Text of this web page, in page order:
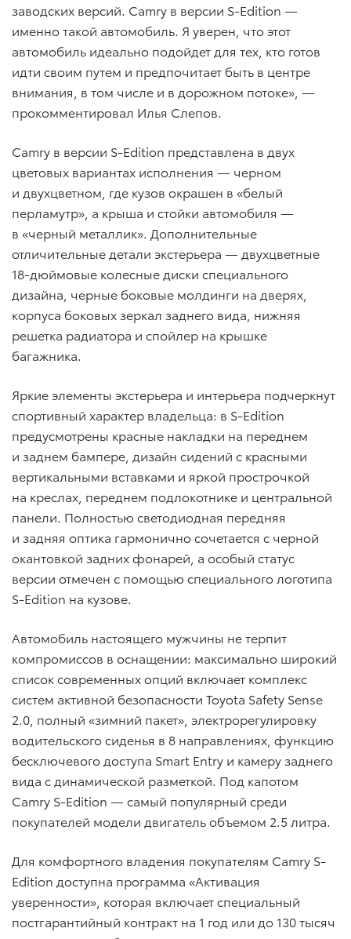
заводских версий. Camry в версии S-Edition —
именно такой автомобиль. Я уверен, что этот
автомобиль идеально подойдет для тех, кто готов
идти своим путем и предпочитает быть в центре
внимания, в том числе и в дорожном потоке», —
прокомментировал Илья Слепов.
Camry в версии S-Edition представлена в двух
цветовых вариантах исполнения — черном
и двухцветном, где кузов окрашен в «белый
перламутр», а крыша и стойки автомобиля —
в «черный металлик». Дополнительные
отличительные детали экстерьера — двухцветные
18-дюймовые колесные диски специального
дизайна, черные боковые молдинги на дверях,
корпуса боковых зеркал заднего вида, нижняя
решетка радиатора и спойлер на крышке
багажника.
Яркие элементы экстерьера и интерьера подчеркнут
спортивный характер владельца: в S-Edition
предусмотрены красные накладки на переднем
и заднем бампере, дизайн сидений с красными
вертикальными вставками и яркой прострочкой
на креслах, переднем подлокотнике и центральной
панели. Полностью светодиодная передняя
и задняя оптика гармонично сочетается с черной
окантовкой задних фонарей, а особый статус
версии отмечен с помощью специального логотипа
S-Edition на кузове.
Автомобиль настоящего мужчины не терпит
компромиссов в оснащении: максимально широкий
список современных опций включает комплекс
систем активной безопасности Toyota Safety Sense
2.0, полный «зимний пакет», электрорегулировку
водительского сиденья в 8 направлениях, функцию
бесключевого доступа Smart Entry и камеру заднего
вида с динамической разметкой. Под капотом
Camry S-Edition — самый популярный среди
покупателей модели двигатель объемом 2.5 литра.
Для комфортного владения покупателям Camry S-
Edition доступна программа «Активация
уверенности», которая включает специальный
постгарантийный контракт на 1 год или до 130 тысяч